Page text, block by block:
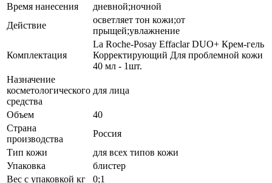
Время нанесения
дневной;ночной
Действие
осветляет тон кожи;от
прыщей;увлажнение
Комплектация
La Roche-Posay Effaclar DUO+ Крем-гель
Корректирующий Для проблемной кожи
40 мл - 1шт.
Назначение
косметологического
средства
для лица
Объем
40
Страна
производства
Россия
Тип кожи
для всех типов кожи
Упаковка
блистер
Вес с упаковкой кг
0;1